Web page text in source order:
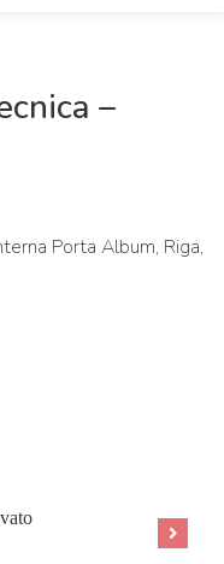
–
Porta Album, Riga,